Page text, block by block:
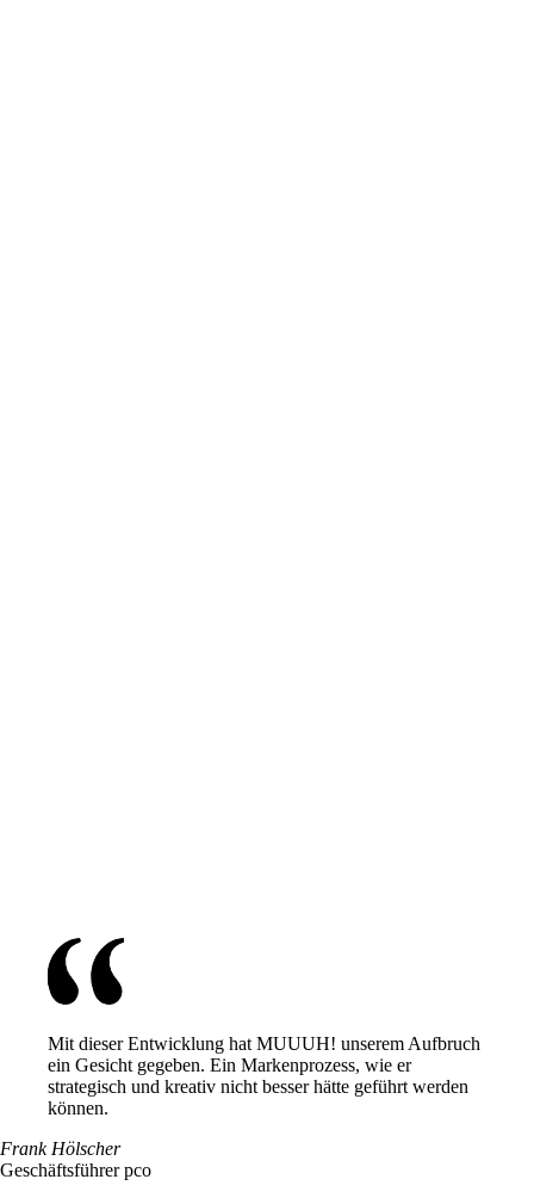
Mit dieser Entwicklung hat MUUUH! unserem Aufbruch
ein Gesicht gegeben. Ein Markenprozess, wie er
strategisch und kreativ nicht besser hätte geführt werden
können.
Frank Hölscher
Geschäftsführer pco